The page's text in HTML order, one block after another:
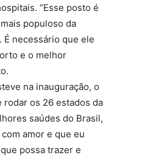
“Esse posto é
populoso da
necessário que ele
e o melhor
na inauguração, o
rodar os 26 estados da
saúdes do Brasil,
amor e que eu
possa trazer e